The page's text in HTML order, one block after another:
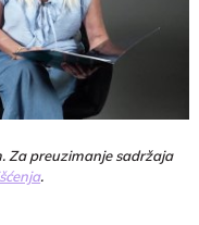
Za preuzimanje sadržaja
.